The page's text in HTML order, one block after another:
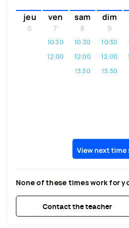
jeu
6
ven
7
sam
8
dim
9
10:30
12:00
10:30
12:00
13:30
10:30
12:00
13:30
View next time
None of these times work for
Contact the teacher